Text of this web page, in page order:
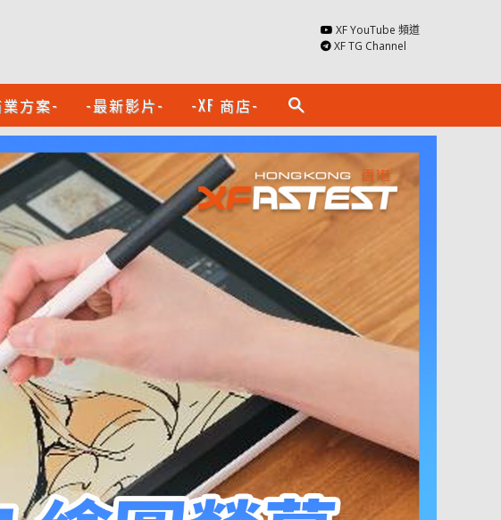
XF YouTube 頻道
XF TG Channel
方案- -最新影片- -XF 商店- search